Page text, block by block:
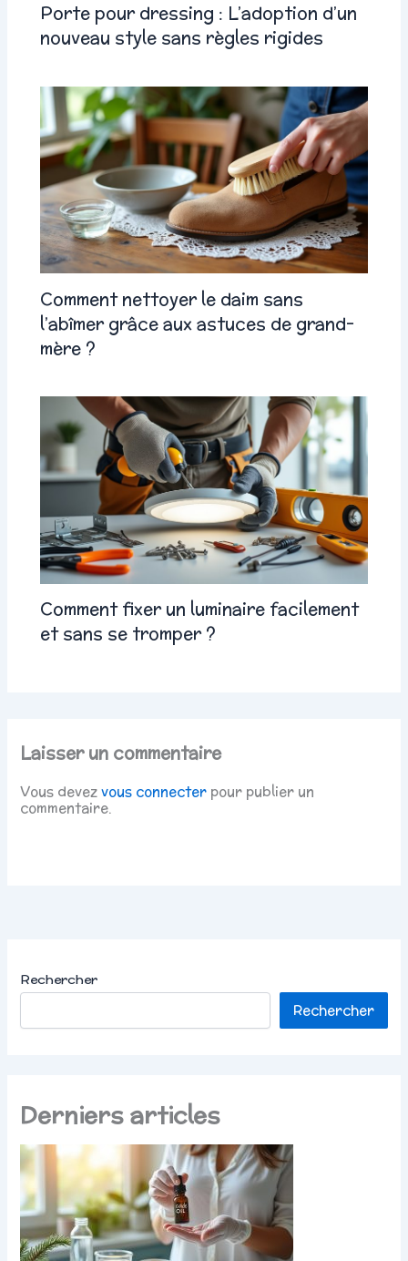
Porte pour dressing : L’adoption d’un
nouveau style sans règles rigides
Comment nettoyer le daim sans
l’abîmer grâce aux astuces de grand-
mère ?
Comment fixer un luminaire facilement
et sans se tromper ?
Laisser un commentaire
Vous devezvous connecter pour publier un
commentaire.
Rechercher
Rechercher
Derniers articles